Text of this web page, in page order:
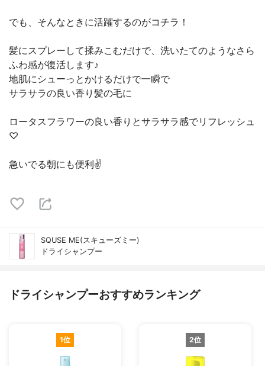
でも、そんなときに活躍するのがコチラ！
髪にスプレーして揉みこむだけで、洗いたてのようなさら
ふわ感が復活します♪
地肌にシューっとかけるだけで一瞬で
サラサラの良い香り髪の毛に
ロータスフラワーの良い香りとサラサラ感でリフレッシュ
♡
急いでる朝にも便利✌
SQUSE ME(スキューズミー)
ドライシャンプー
ドライシャンプーおすすめランキング
1位 2位